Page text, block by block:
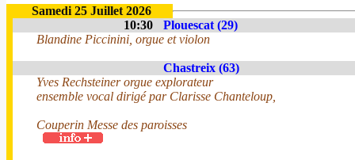
Samedi 25 Juillet 2026
10:30
Plouescat (29)
Blandine Piccinini, orgue et violon
Chastreix (63)
Yves Rechsteiner orgue explorateur
ensemble vocal dirigé par Clarisse Chanteloup,
Couperin Messe des paroisses